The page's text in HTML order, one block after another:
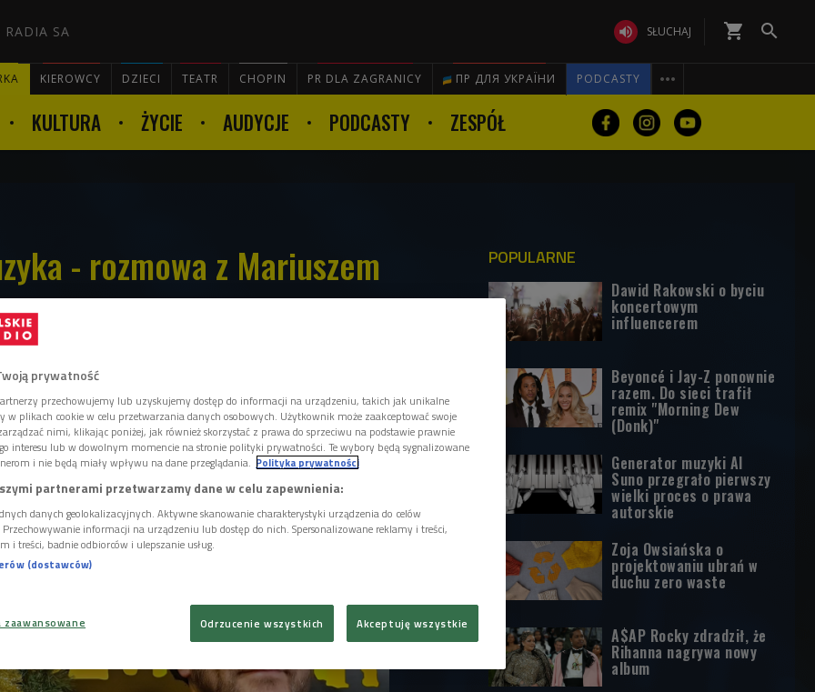
RADIA SA  SŁUCHAJ shopping_cart 
KIEROWCY DZIECI TEATR CHOPIN PR DLA ZAGRANICY ПР ДЛЯ УКРАЇНИ PODCASTY 

KULTURA ŻYCIE AUDYCJE PODCASTY ZESPÓŁ
- rozmowa z Mariuszem
Lunatic Soul aż po świąteczne pierogi. -
cieszył z każdego drobiazgu i to
mi w pamięci. Prezentów po 20 roku życia
pamiętam - mówi muzyk o swoich
z Bartkiem Koziczyńskim.
POPULARNE
Dawid Rakowski o byciu
koncertowym
influencerem
Beyoncé i Jay-Z ponownie
razem. Do sieci trafił
remix "Morning Dew
(Donk)"
Generator muzyki AI
Suno przegrało pierwszy
wielki proces o prawa
autorskie
Zoja Owsiańska o
projektowaniu ubrań w
duchu zero waste
A$AP Rocky zdradził, że
Rihanna nagrywa nowy
album
prywatność
przechowujemy lub uzyskujemy dostęp do informacji na urządzeniu, takich jak unikalne
w plikach cookie w celu przetwarzania danych osobowych. Użytkownik może zaakceptować swoje
nimi, klikając poniżej, jak również skorzystać z prawa do sprzeciwu na podstawie prawnie
interesu lub w dowolnym momencie na stronie polityki prywatności. Te wybory będą sygnalizowane
i nie będą miały wpływu na dane przeglądania. Polityka prywatności
partnerami przetwarzamy dane w celu zapewnienia:
danych geolokalizacyjnych. Aktywne skanowanie charakterystyki urządzenia do celów
informacji na urządzeniu lub dostęp do nich. Spersonalizowane reklamy i treści,
i treści, badnie odbiorców i ulepszanie usług.
(dostawców)
Odrzucenie wszystkich Akceptuję wszystkie